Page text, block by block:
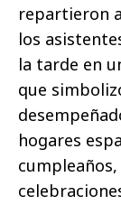
repartieron
los
la tarde en
que
hogares